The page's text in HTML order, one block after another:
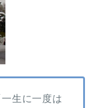
生に一度は